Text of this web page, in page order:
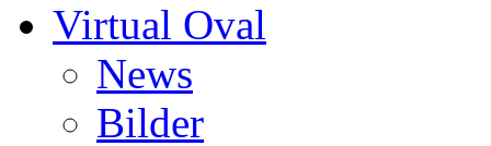
Virtual Oval
News
Bilder